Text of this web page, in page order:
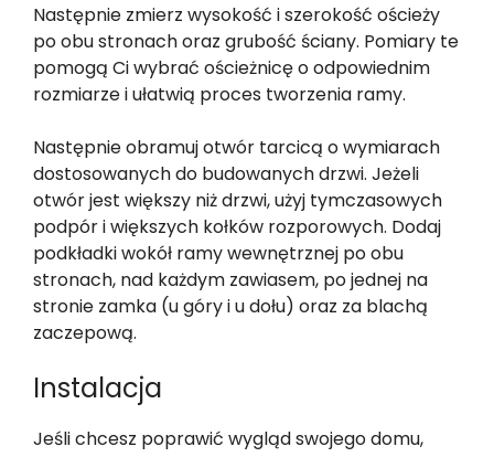
Następnie zmierz wysokość i szerokość ościeży
po obu stronach oraz grubość ściany. Pomiary te
pomogą Ci wybrać ościeżnicę o odpowiednim
rozmiarze i ułatwią proces tworzenia ramy.
Następnie obramuj otwór tarcicą o wymiarach
dostosowanych do budowanych drzwi. Jeżeli
otwór jest większy niż drzwi, użyj tymczasowych
podpór i większych kołków rozporowych. Dodaj
podkładki wokół ramy wewnętrznej po obu
stronach, nad każdym zawiasem, po jednej na
stronie zamka (u góry i u dołu) oraz za blachą
zaczepową.
Instalacja
Jeśli chcesz poprawić wygląd swojego domu,